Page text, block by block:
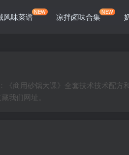
风味菜谱NEW 凉拌卤味合集NEW
商用砂锅大课》全套技术技术配
我们网址。